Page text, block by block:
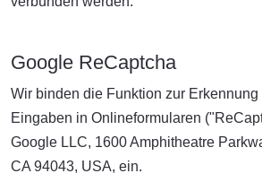
Google ReCaptcha
Wir binden die Funktion zur Erkennung
Eingaben in Onlineformularen
Google LLC, 1600 Amphitheatre
CA 94043, USA, ein.